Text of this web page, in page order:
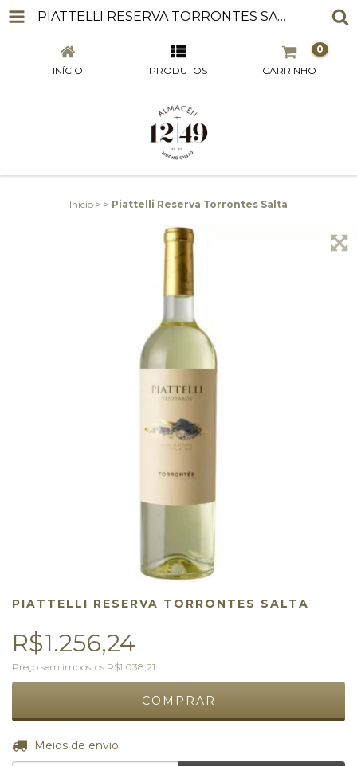
PIATTELLI RESERVA TORRONTES SALTA
INÍCIO PRODUTOS CARRINHO
0
Início > > Piattelli Reserva Torrontes Salta
PIATTELLI RESERVA TORRONTES SALTA
R$1.256,24
Preço sem impostos R$1.038,21
Entregas para o CEP:
Meios de envio